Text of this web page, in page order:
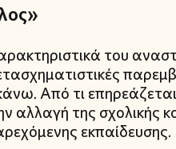
του
Από τι
αλλαγή της σχολικής
εκπαίδευσης.